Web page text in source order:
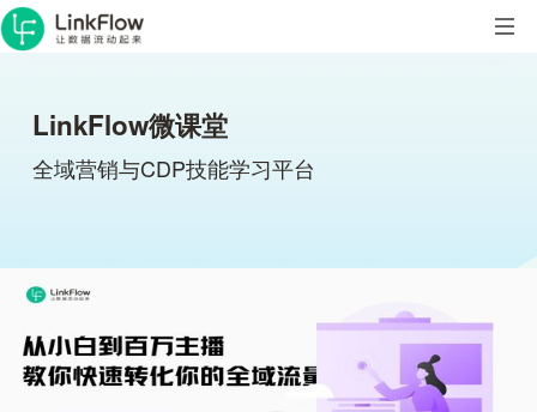
LinkFlow微课堂
全域营销与CDP技能学习平台